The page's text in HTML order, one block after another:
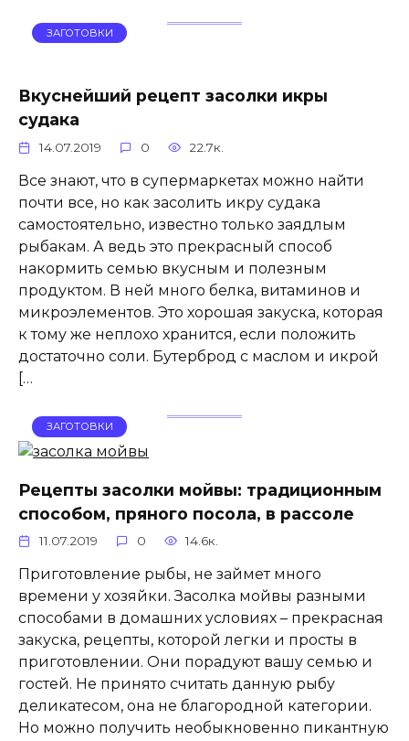
ЗАГОТОВКИ
Вкуснейший рецепт засолки икры
судака
14.07.2019 0 22.7к.
Все знают, что в супермаркетах можно найти
почти все, но как засолить икру судака
самостоятельно, известно только заядлым
рыбакам. А ведь это прекрасный способ
накормить семью вкусным и полезным
продуктом. В ней много белка, витаминов и
микроэлементов. Это хорошая закуска, которая
к тому же неплохо хранится, если положить
достаточно соли. Бутерброд с маслом и икрой
[…
ЗАГОТОВКИ
Рецепты засолки мойвы: традиционным
способом, пряного посола, в рассоле
11.07.2019 0 14.6к.
Приготовление рыбы, не займет много
времени у хозяйки. Засолка мойвы разными
способами в домашних условиях – прекрасная
закуска, рецепты, которой легки и просты в
приготовлении. Они порадуют вашу семью и
гостей. Не принято считать данную рыбу
деликатесом, она не благородной категории.
Но можно получить необыкновенно пикантную